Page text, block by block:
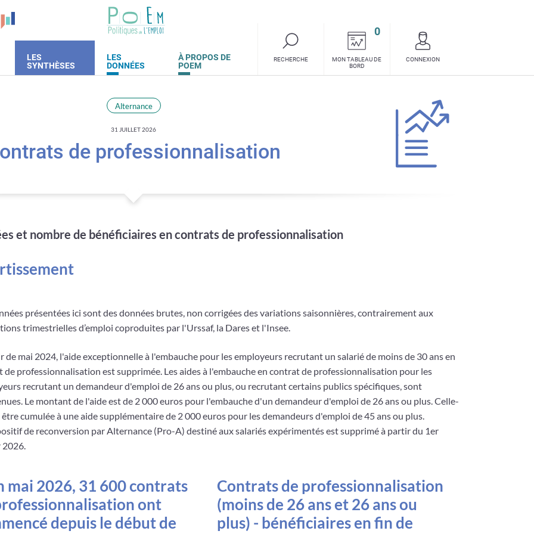
LES
SYNTHÈSES
LES
DONNÉES
À PROPOS DE
POEM
RECHERCHE
MON TABLEAU DE
BORD
0
requêtes
ou
synthèses
CONNEXION
Alternance
31 JUILLET 2026
de professionnalisation
et nombre de bénéficiaires en contrats de professionnalisation
présentées ici sont des données brutes, non corrigées des variations saisonnières, contrairement aux
trimestrielles d’emploi coproduites par l'Urssaf, la Dares et l'Insee.
de mai 2024, l'aide exceptionnelle à l'embauche pour les employeurs recrutant un salarié de moins de 30 ans en
de professionnalisation est supprimée. Les aides à l'embauche en contrat de professionnalisation pour les
recrutant un demandeur d'emploi de 26 ans ou plus, ou recrutant certains publics spécifiques, sont
Le montant de l'aide est de 2 000 euros pour l'embauche d'un demandeur d'emploi de 26 ans ou plus. Celle-
cumulée à une aide supplémentaire de 2 000 euros pour les demandeurs d'emploi de 45 ans ou plus.
de reconversion par Alternance (Pro-A) destiné aux salariés expérimentés est supprimé à partir du 1er
mai 2026, 31 600 contrats
ont
depuis le début de
Contrats de professionnalisation
(moins de 26 ans et 26 ans ou
plus) - bénéficiaires en fin de